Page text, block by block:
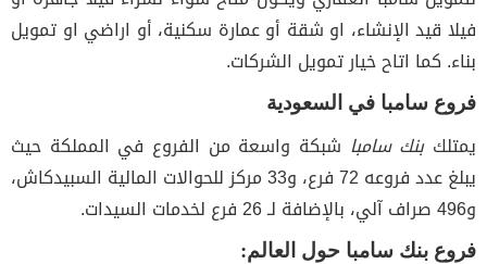
فيلا قيد الإنشاء، او شقة أو عمارة سكنية، أو اراضي او تمويل
بناء. كما اتاح خيار تمويل الشركات.
فروع سامبا في السعودية
يمتلكبنك سامبا شبكة واسعة من الفروع في المملكة حيث
يبلغ عدد فروعه 72 فرع، و33 مركز للحوالات المالية السبيدكاش،
و496 صراف آلي، بالإضافة لـ 26 فرع لخدمات السيدات.
فروع بنك سامبا حول العالم: